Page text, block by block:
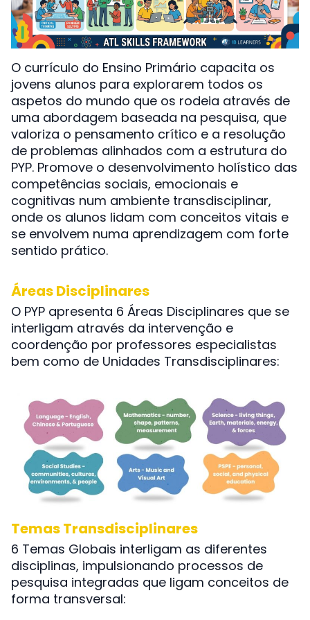
O currículo do Ensino Primário capacita os
jovens alunos para explorarem todos os
aspetos do mundo que os rodeia através de
uma abordagem baseada na pesquisa, que
valoriza o pensamento crítico e a resolução
de problemas alinhados com a estrutura do
PYP. Promove o desenvolvimento holístico das
competências sociais, emocionais e
cognitivas num ambiente transdisciplinar,
onde os alunos lidam com conceitos vitais e
se envolvem numa aprendizagem com forte
sentido prático.
Áreas Disciplinares
O PYP apresenta 6 Áreas Disciplinares que se
interligam através da intervenção e
coordenção por professores especialistas
bem como de Unidades Transdisciplinares:
Temas Transdisciplinares
6 Temas Globais interligam as diferentes
disciplinas, impulsionando processos de
pesquisa integradas que ligam conceitos de
forma transversal: